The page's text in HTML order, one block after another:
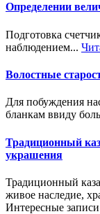
Определении
Подготовка
наблюдением...
Волостные
Для побуждения
бланкам ввиду
Традиционный
украшения
Традиционный
живое наследие,
Интересные записи